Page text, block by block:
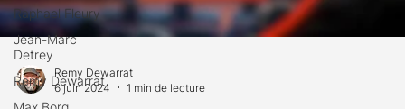
Raphael Fleury
Jean-Marc
Detrey
Remy Dewarrat
Remy Dewarrat
6 juin 2024
1 min de lecture